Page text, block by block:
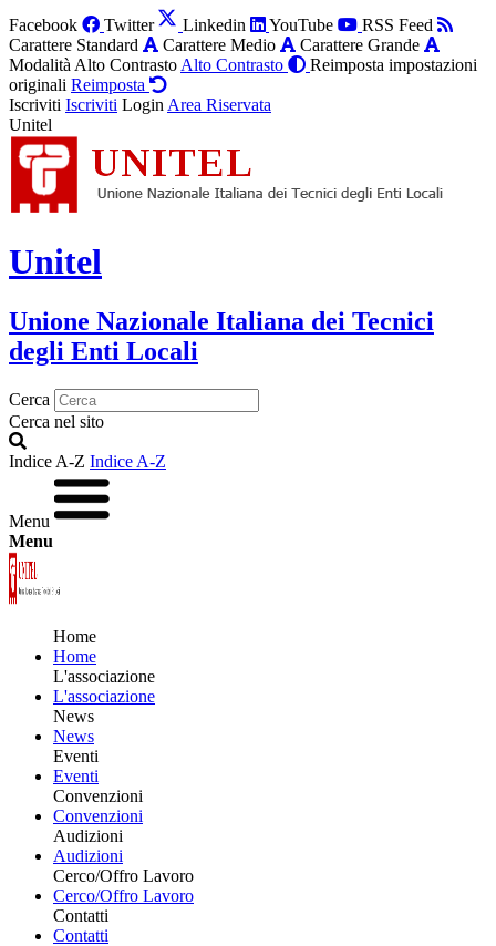
Facebook Twitter Linkedin YouTube
RSS Feed
Carattere Standard
Carattere Medio
Carattere Grande
Modalità Alto Contrasto Alto Contrasto
Reimposta impostazioni
originali Reimposta
Iscriviti Iscriviti Login Area Riservata
Unitel
Unitel
Unione Nazionale Italiana dei Tecnici
degli Enti Locali
Cerca
Cerca nel sito
Indice A-Z Indice A-Z
Menu
Menu
Home
Home
L'associazione
L'associazione
News
News
Eventi
Eventi
Convenzioni
Convenzioni
Audizioni
Audizioni
Cerco/Offro Lavoro
Cerco/Offro Lavoro
Contatti
Contatti